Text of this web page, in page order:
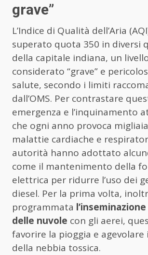
grave”
L’Indice di Qualità dell’Aria
superato quota 350 in diversi
della capitale indiana, un
considerato “grave” e
salute, secondo i limiti
dall’OMS. Per contrastare
emergenza e l’inquinamento
che ogni anno provoca
malattie cardiache e
autorità hanno adottato
come il mantenimento della
elettrica per ridurre l’uso dei
diesel. Per la prima volta,
programmata
delle nuvole con gli aerei,
favorire la pioggia e agevolare
della nebbia tossica.